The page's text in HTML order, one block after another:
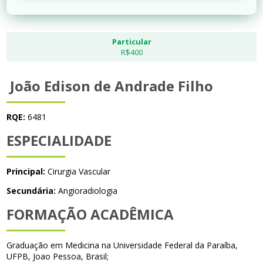
Particular
R$400
João Edison de Andrade Filho
RQE:6481
ESPECIALIDADE
Principal:Cirurgia Vascular
Secundária:Angioradiologia
FORMAÇÃO ACADÊMICA
Graduação em Medicina na Universidade Federal da Paraíba,
UFPB, Joao Pessoa, Brasil;